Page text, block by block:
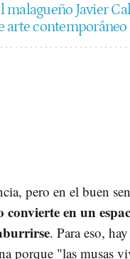
malagueño Javier
arte
pero en el buen
en un
. Para eso,
porque "las musas